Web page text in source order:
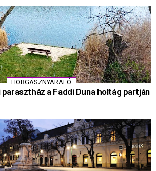
HORGÁSZNYARALÓ
a Faddi Duna holtág partján